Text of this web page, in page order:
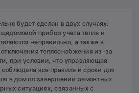
будет сделан в двух случаях:
прибор учета тепла и
неправильно, а также в
отключения теплоснабжения из-за
при условии, что управляющая
все правила и сроки для
в дом по завершении ремонтных
ситуациях, связанных с